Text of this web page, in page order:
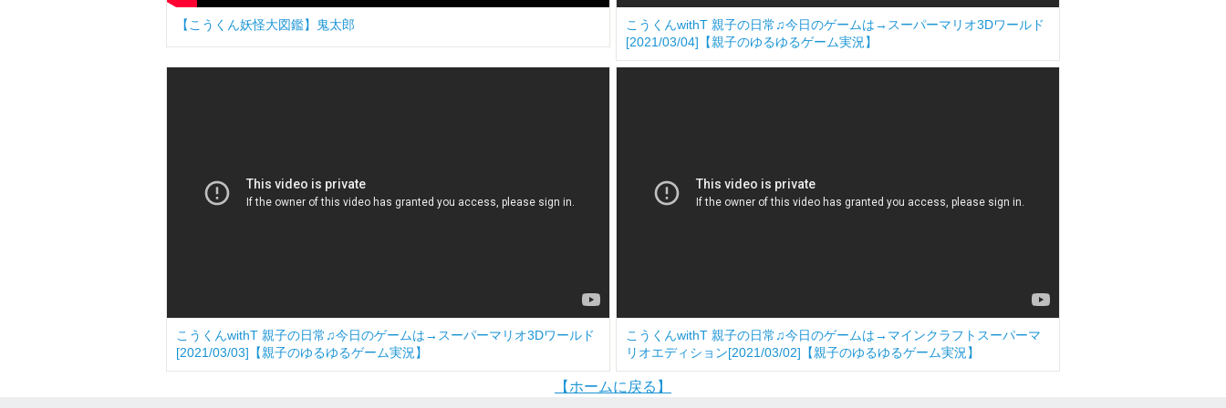
【こうくん妖怪大図鑑】鬼太郎
こうくんwithT 親子の日常♫今日のゲームは→スーパーマリオ3Dワールド
[2021/03/04]【親子のゆるゆるゲーム実況】
こうくんwithT 親子の日常♫今日のゲームは→スーパーマリオ3Dワールド
[2021/03/03]【親子のゆるゆるゲーム実況】
こうくんwithT 親子の日常♫今日のゲームは→マインクラフトスーパーマ
リオエディション[2021/03/02]【親子のゆるゆるゲーム実況】
【ホームに戻る】